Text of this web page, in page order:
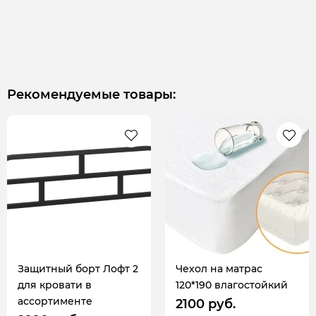
Рекомендуемые товары:
Защитный борт Лофт 2
для кровати в
ассортименте
Чехол на матрас
120*190 влагостойкий
2100 руб.